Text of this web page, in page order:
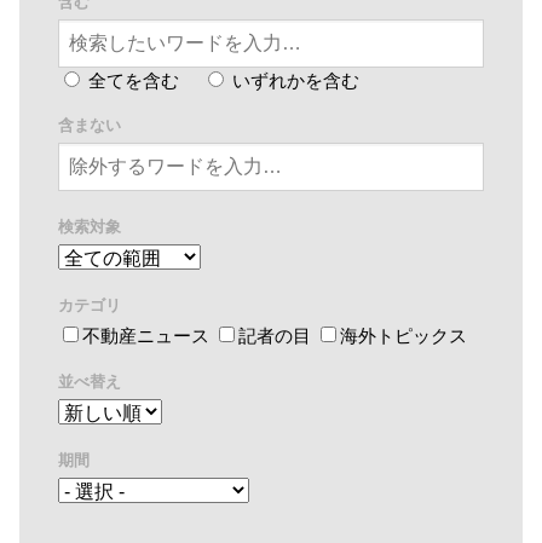
全てを含む いずれかを含む
含まない
検索対象
カテゴリ
不動産ニュース 記者の目 海外トピックス
並べ替え
期間